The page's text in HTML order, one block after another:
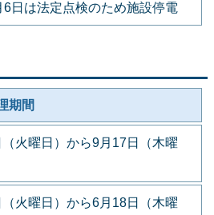
6日は法定点検のため施設停電
期間
火曜日）から9月17日（木曜
火曜日）から6月18日（木曜